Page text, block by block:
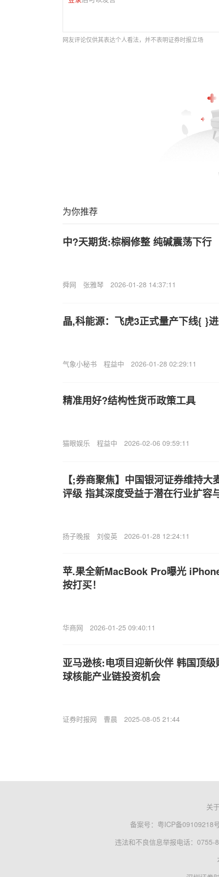
网友评论仅供其表达个人看法，并不表明证券时报立场
为你推荐
中?天期货:棕榈修整 纯碱震荡下行
舜网 张雅琴 2026-01-28 14:37:11
晶,科能源：飞虎3正式量产下线{ }
气象小秘书 程益中 2026-01-28 02:29:11
精准用好?结构性货币政策工具
猫眼娱乐 程益中 2026-02-06 09:59:11
【;券商聚焦】中国银河证券维持大
评级 指其深度受益于潜在行业扩容
扬子晚报 刘俊英 2026-01-28 12:24:11
苹.果全新MacBook Pro曝光
按打买！
华商网 2026-01-25 09:40:11
亚马逊核:电项目迎新伙伴 韩国顶
球核能产业链投资机会
证券时报网 曹晨 2025-08-05 21:44
关
备案号： 粤ICP备09109218
违法和不良信息举报电话：0755-